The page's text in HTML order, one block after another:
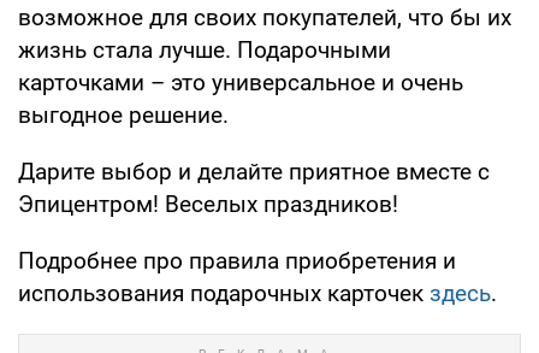
возможное для своих покупателей, что бы их
жизнь стала лучше. Подарочными
карточками – это универсальное и очень
выгодное решение.
Дарите выбор и делайте приятное вместе с
Эпицентром! Веселых праздников!
Подробнее про правила приобретения и
использования подарочных карточек здесь.